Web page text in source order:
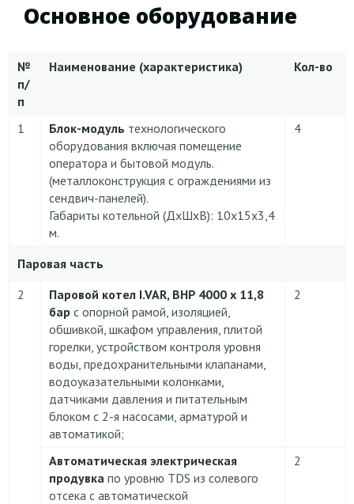
Основное оборудование
№
п/
п
Наименование (характеристика) Кол-во
1 Блок-модуль технологического
оборудования включая помещение
оператора и бытовой модуль.
(металлоконструкция с ограждениями из
сендвич-панелей).
Габариты котельной (ДхШхВ): 10х15х3,4
м.
4
Паровая часть
2
Паровой котел I.VAR, BHP 4000 х 11,8
бар c опорной рамой, изоляцией,
обшивкой, шкафом управления, плитой
горелки, устройством контроля уровня
воды, предохранительными клапанами,
водоуказательными колонками,
датчиками давления и питательным
блоком с 2-я насосами, арматурой и
автоматикой;
2
Автоматическая электрическая
продувка по уровню TDS из солевого
отсека с автоматической
2